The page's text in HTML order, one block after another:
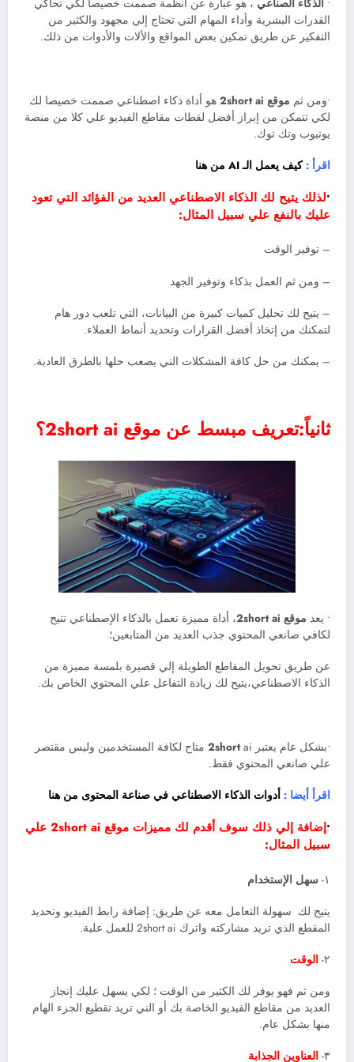
• الذكاء الصناعي ، هو عبارة عن أنظمة صممت خصيصا لكي تحاكي
القدرات البشرية وأداء المهام التي تحتاج إلي مجهود والكثير من
التفكير عن طريق تمكين بعض المواقع والألات والأدوات من ذلك.
•ومن ثم موقع 2short ai
هو أداة ذكاء اصطناعي صممت خصيصا لك
لكي تتمكن من إبراز أفضل لقطات مقاطع الفيديو علي كلا من منصة
يوتيوب وتك توك.
اقرأ :كيف يعمل الـ AI من هنا
•لذلك يتيح لك الذكاء الاصطناعي العديد من الفؤائد التي تعود
عليك بالنفع علي سبيل المثال:
– توفير الوقت
– ومن ثم العمل بذكاء وتوفير الجهد
– يتيح لك تحليل كميات كبيرة من البيانات، التي تلعب دور هام
لتمكنك من إتخاذ أفضل القرارات وتحديد أنماط العملاء.
– يمكنك من حل كافة المشكلات التي يصعب حلها بالطرق العادية.
ثانياً:تعريف مبسط عن موقع 2short ai؟
• يعد موقع 2short ai
، أداة مميزة تعمل بالذكاء الإصطناعي تتيح
لكافي صانعي المحتوي جذب العديد من المتابعين؛
عن طريق تحويل المقاطع الطويلة إلي قصيرة بلمسة مميزة من
الذكاء الاصطناعي،يتيح لك زيادة التفاعل علي المحتوي الخاص بك.
•بشكل عام يعتبر 2short ai متاح لكافة المستخدمين وليس مقتصر
علي صانعي المحتوي فقط.
اقرأ أيضا : أدوات الذكاء الاصطناعي في صناعة المحتوى من هنا
•
إضافة إلي ذلك سوف أقدم لك مميزات موقع 2short ai علي
سبيل المثال:
١- سهل الإستخدام
يتيح لك سهولة التعامل معه عن طريق: إضافة رابط الفيديو وتحديد
المقطع الذي تريد مشاركته واترك 2short ai للعمل علية.
٢- الوقت
ومن ثم فهو يوفر لك الكثير من الوقت ؛ لكي يسهل عليك إنجاز
العديد من مقاطع الفيديو الخاصة بك أو التي تريد تقطيع الجزء الهام
منها بشكل عام.
٣- العناوين الجذابة